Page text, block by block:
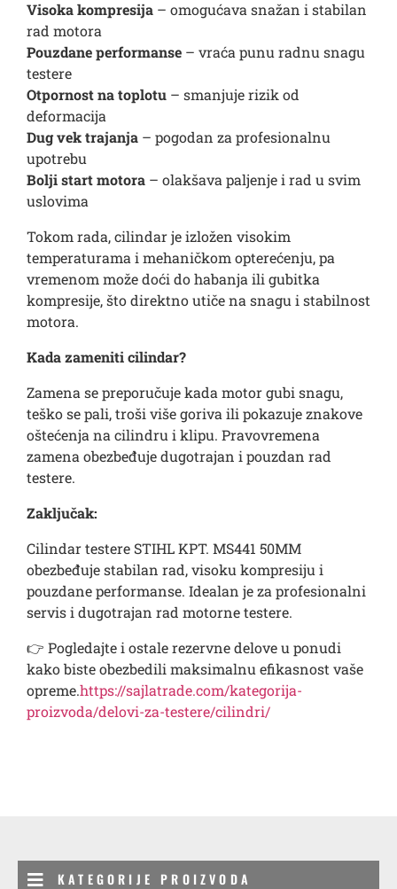
Visoka kompresija – omogućava snažan i stabilan
rad motora
Pouzdane performanse – vraća punu radnu snagu
testere
Otpornost na toplotu – smanjuje rizik od
deformacija
Dug vek trajanja – pogodan za profesionalnu
upotrebu
Bolji start motora – olakšava paljenje i rad u svim
uslovima
Tokom rada, cilindar je izložen visokim
temperaturama i mehaničkom opterećenju, pa
vremenom može doći do habanja ili gubitka
kompresije, što direktno utiče na snagu i stabilnost
motora.
Kada zameniti cilindar?
Zamena se preporučuje kada motor gubi snagu,
teško se pali, troši više goriva ili pokazuje znakove
oštećenja na cilindru i klipu. Pravovremena
zamena obezbeđuje dugotrajan i pouzdan rad
testere.
Zaključak:
Cilindar testere STIHL KPT. MS441 50MM
obezbeđuje stabilan rad, visoku kompresiju i
pouzdane performanse. Idealan je za profesionalni
servis i dugotrajan rad motorne testere.
👉 Pogledajte i ostale rezervne delove u ponudi
kako biste obezbedili maksimalnu efikasnost vaše
opreme.https://sajlatrade.com/kategorija-
proizvoda/delovi-za-testere/cilindri/
KATEGORIJE PROIZVODA